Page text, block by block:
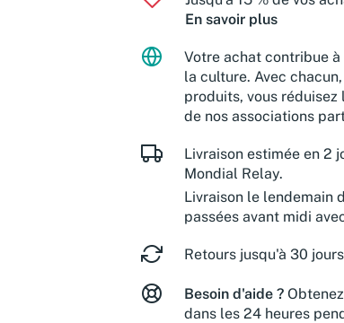
En savoir plus
Votre achat contribue
la culture. Avec
produits, vous
de nos associations
Livraison estimée en 2
Mondial Relay.
Livraison le lendemain
passées avant midi
Retours jusqu'à 30
Besoin d'aide ?
dans les 24 heures